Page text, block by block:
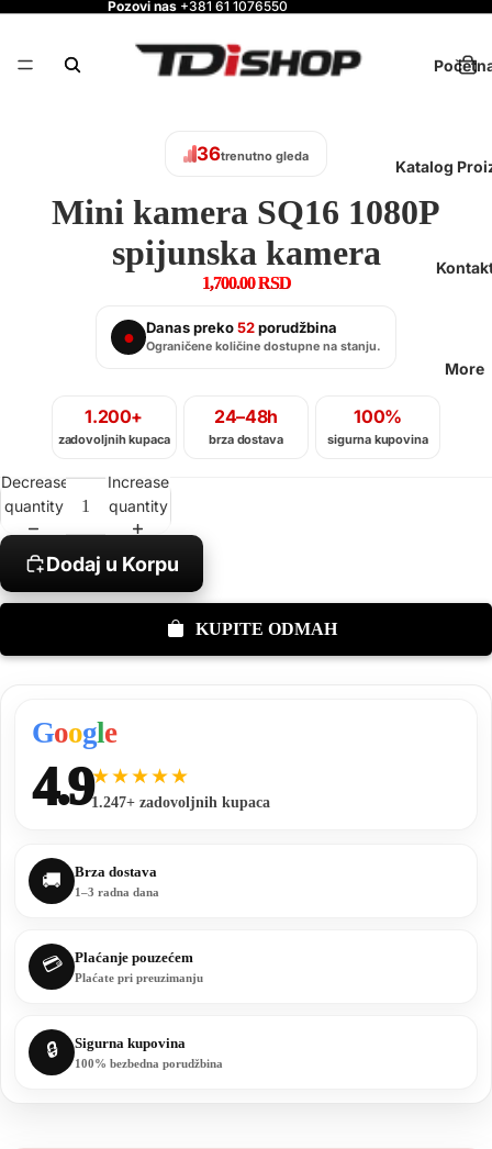
Pozovi nas +381 61 1076550
Katalog
More
36trenutno gleda
Mini kamera SQ16 1080P
spijunska kamera
1,700.00 RSD
● Danas preko52porudžbina
Ograničene količine dostupne na stanju.
1.200+
zadovoljnih kupaca
24–48h
brza dostava
100%
sigurna kupovina
Decrease
quantity
Increase
quantity
Dodaj u Korpu
KUPITE ODMAH
Google
4.9★★★★★
1.247+ zadovoljnih kupaca
🚚 Brza dostava
1–3 radna dana
💳 Plaćanje pouzećem
Plaćate pri preuzimanju
🔒 Sigurna kupovina
100% bezbedna porudžbina